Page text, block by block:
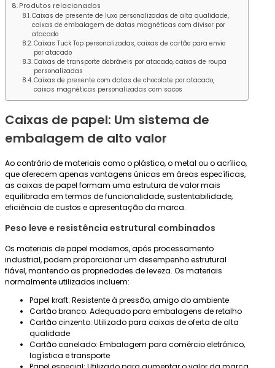
Produtos relacionados
Caixas de presente de luxo personalizadas de alta qualidade,
caixas de embalagem de datas magnéticas com divisor por
atacado
Caixas Tuck Top personalizadas, caixas de cartão para envio
por atacado
Caixas de transporte dobráveis por atacado, caixas de roupa
personalizadas
Caixas de presente com datas de chocolate por atacado,
caixas magnéticas personalizadas com sacos
Caixas de papel: Um sistema de
embalagem de alto valor
Ao contrário de materiais como o plástico, o metal ou o acrílico,
que oferecem apenas vantagens únicas em áreas específicas,
as caixas de papel formam uma estrutura de valor mais
equilibrada em termos de funcionalidade, sustentabilidade,
eficiência de custos e apresentação da marca.
Peso leve e resistência estrutural combinados
Os materiais de papel modernos, após processamento
industrial, podem proporcionar um desempenho estrutural
fiável, mantendo as propriedades de leveza. Os materiais
normalmente utilizados incluem:
Papel kraft: Resistente à pressão, amigo do ambiente
Cartão branco: Adequado para embalagens de retalho
Cartão cinzento: Utilizado para caixas de oferta de alta
qualidade
Cartão canelado: Embalagem para comércio eletrónico,
logística e transporte